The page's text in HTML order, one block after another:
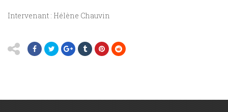
Intervenant : Hélène Chauvin